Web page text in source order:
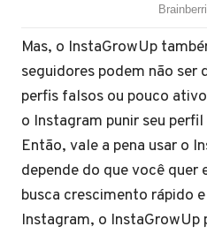
Mas, o InstaGrowUp
seguidores podem não ser
perfis falsos ou pouco
o Instagram punir seu
Então, vale a pena usar o
depende do que você quer
busca crescimento rápido
Instagram, o InstaGrowUp